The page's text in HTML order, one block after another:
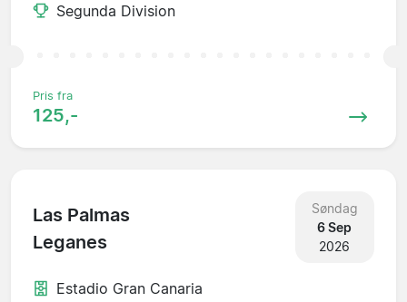
Segunda Division
Pris fra
125,-
Las Palmas
Leganes
Søndag
6 Sep
2026
Estadio Gran Canaria